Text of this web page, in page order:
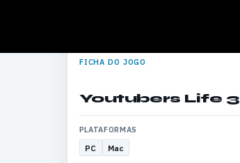
FICHA DO JOGO
Youtubers Life 3
PLATAFORMAS
PC Mac